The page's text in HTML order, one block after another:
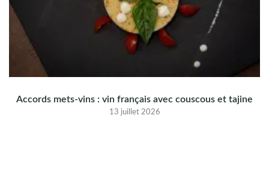
Accords mets-vins : vin français avec couscous et tajine
13 juillet 2026